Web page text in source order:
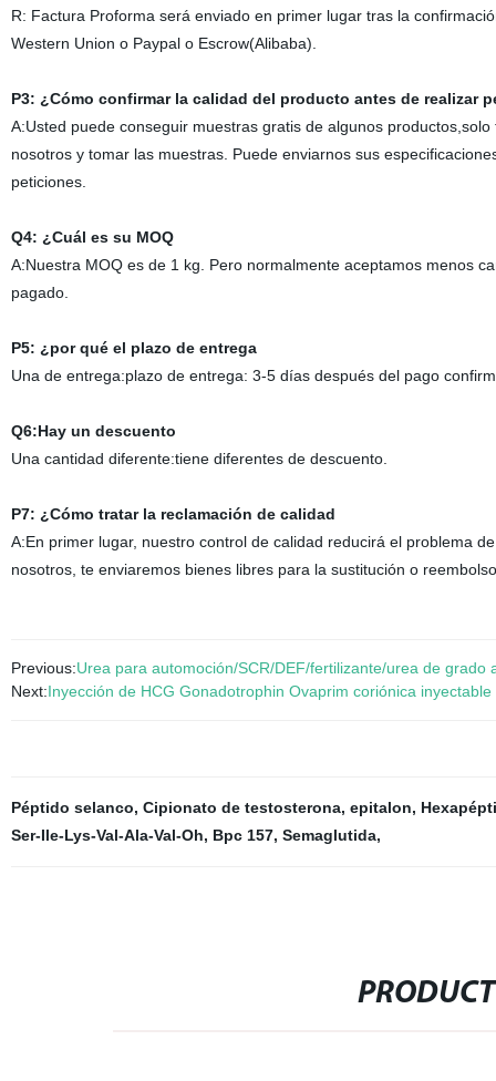
R: Factura Proforma será enviado en primer lugar tras la
Western Union o Paypal o Escrow(Alibaba).
P3: ¿Cómo confirmar la calidad del producto antes de realizar
A:Usted puede conseguir muestras gratis de algunos
nosotros y tomar las muestras. Puede enviarnos sus
peticiones.
Q4: ¿Cuál es su MOQ
A:Nuestra MOQ es de 1 kg. Pero normalmente aceptamos menos
pagado.
P5: ¿por qué el plazo de entrega
Una de entrega:plazo de entrega: 3-5 días después del pago
Q6:Hay un descuento
Una cantidad diferente:tiene diferentes de descuento.
P7: ¿Cómo tratar la reclamación de calidad
A:En primer lugar, nuestro control de calidad reducirá el problema
nosotros, te enviaremos bienes libres para la sustitución o
Previous:Urea para automoción/SCR/DEF/fertilizante/urea de
Next:Inyección de HCG Gonadotrophin Ovaprim coriónica
Péptido selanco, Cipionato de testosterona, epitalon,
Ser-Ile-Lys-Val-Ala-Val-Oh, Bpc 157, Semaglutida,